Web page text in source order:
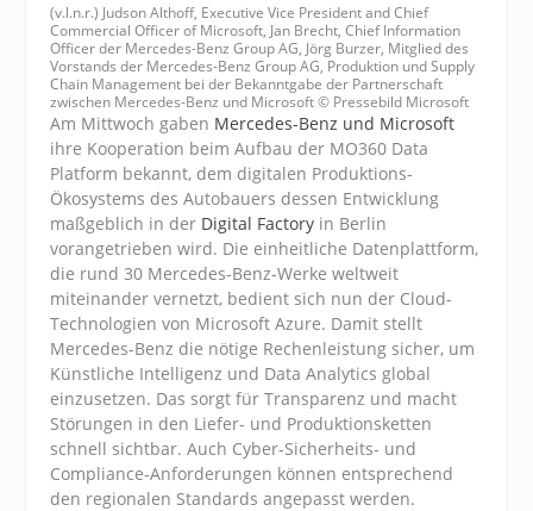
(v.l.n.r.) Judson Althoff, Executive Vice President and Chief
Commercial Officer of Microsoft, Jan Brecht, Chief Information
Officer der Mercedes-Benz Group AG, Jörg Burzer, Mitglied des
Vorstands der Mercedes-Benz Group AG, Produktion und Supply
Chain Management bei der Bekanntgabe der Partnerschaft
zwischen Mercedes-Benz und Microsoft © Pressebild Microsoft
Am Mittwoch gaben Mercedes-Benz und Microsoft
ihre Kooperation beim Aufbau der MO360 Data
Platform bekannt, dem digitalen Produktions-
Ökosystems des Autobauers dessen Entwicklung
maßgeblich in der Digital Factory in Berlin
vorangetrieben wird. Die einheitliche Datenplattform,
die rund 30 Mercedes-Benz-Werke weltweit
miteinander vernetzt, bedient sich nun der Cloud-
Technologien von Microsoft Azure. Damit stellt
Mercedes-Benz die nötige Rechenleistung sicher, um
Künstliche Intelligenz und Data Analytics global
einzusetzen. Das sorgt für Transparenz und macht
Störungen in den Liefer- und Produktionsketten
schnell sichtbar. Auch Cyber-Sicherheits- und
Compliance-Anforderungen können entsprechend
den regionalen Standards angepasst werden.